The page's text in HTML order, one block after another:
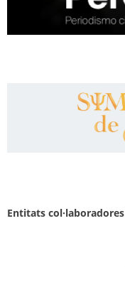
Entitats col·laboradores